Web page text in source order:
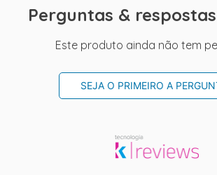
Perguntas & respostas
Este produto ainda não tem
SEJA O PRIMEIRO A